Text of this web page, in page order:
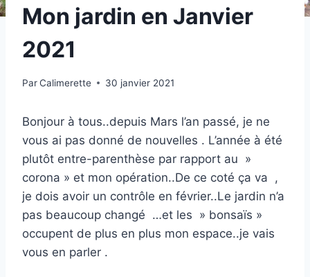
Mon jardin en Janvier
2021
ParCalimerette 30 janvier 2021
Bonjour à tous..depuis Mars l’an passé, je ne
vous ai pas donné de nouvelles . L’année à été
plutôt entre-parenthèse par rapport au »
corona » et mon opération..De ce coté ça va ,
je dois avoir un contrôle en février..Le jardin n’a
pas beaucoup changé …et les » bonsaïs »
occupent de plus en plus mon espace..je vais
vous en parler .